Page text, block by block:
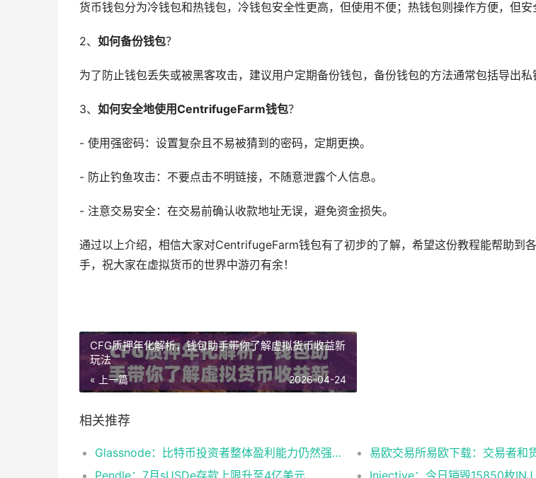
货币钱包分为冷钱包和热钱包，冷钱包安全性更高，但使用不便；热钱包则操作方便，但安
2、 如何备份钱包？
为了防止钱包丢失或被黑客攻击，建议用户定期备份钱包，备份钱包的方法通常包括导出私
3、 如何安全地使用CentrifugeFarm钱包？
- 使用强密码：设置复杂且不易被猜到的密码，定期更换。
- 防止钓鱼攻击：不要点击不明链接，不随意泄露个人信息。
- 注意交易安全：在交易前确认收款地址无误，避免资金损失。
通过以上介绍，相信大家对CentrifugeFarm钱包有了初步的了解，希望这份教程能帮助到
手，祝大家在虚拟货币的世界中游刃有余！
CFG质押年化解析，钱包助手带你了解虚拟货币收益新
玩法
« 上一篇 2026-04-24
相关推荐
Glassnode：比特币投资者整体盈利能力仍然强劲，更大的波动即将到来
Pendle：7月sUSDe存款上限升至4亿美元
Injective：今日销毁15850枚INJ